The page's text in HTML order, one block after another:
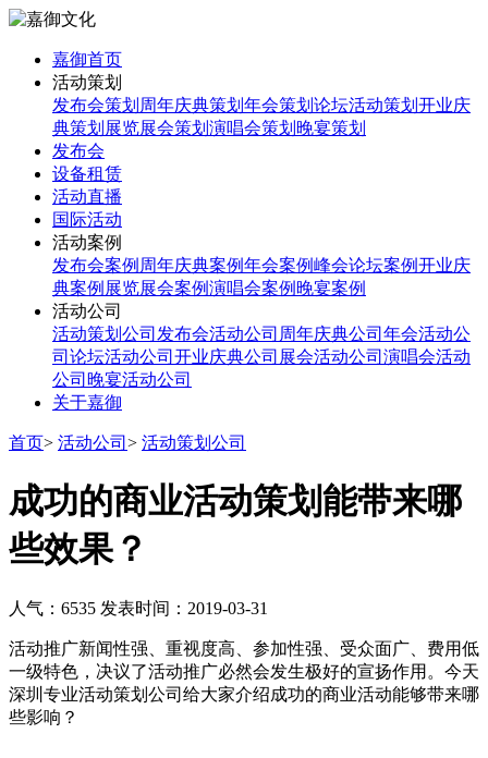
嘉御首页
活动策划
发布会策划 周年庆典策划 年会策划 论坛活动策划 开业庆
典策划 展览展会策划 演唱会策划 晚宴策划
发布会
设备租赁
活动直播
国际活动
活动案例
发布会案例 周年庆典案例年会案例峰会论坛案例开业庆
典案例 展览展会案例演唱会案例 晚宴案例
活动公司
活动策划公司 发布会活动公司 周年庆典公司 年会活动公
司 论坛活动公司 开业庆典公司 展会活动公司 演唱会活动
公司 晚宴活动公司
关于嘉御
首页> 活动公司 > 活动策划公司
成功的商业活动策划能带来哪
些效果？
人气：6535 发表时间：2019-03-31
活动推广新闻性强、重视度高、参加性强、受众面广、费用低
一级特色，决议了活动推广必然会发生极好的宣扬作用。今天
深圳专业活动策划公司给大家介绍成功的商业活动能够带来哪
些影响？